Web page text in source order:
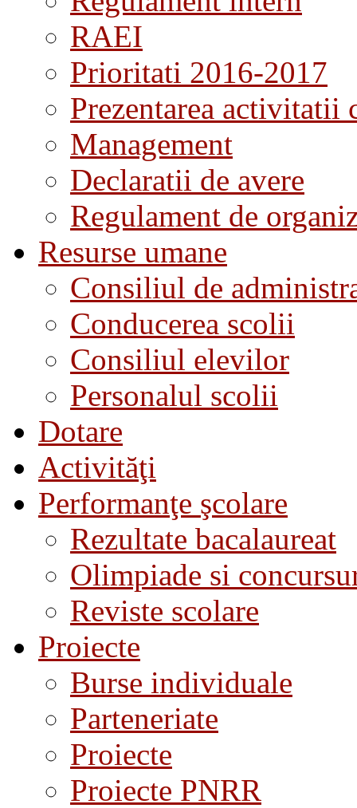
RAEI
Prioritati 2016-2017
Prezentarea activitatii
Management
Declaratii de avere
Regulament de
Resurse umane
Consiliul de
Conducerea scolii
Consiliul elevilor
Personalul scolii
Dotare
Activităţi
Performanţe şcolare
Rezultate bacalaureat
Olimpiade si
Reviste scolare
Proiecte
Burse individuale
Parteneriate
Proiecte
Proiecte PNRR